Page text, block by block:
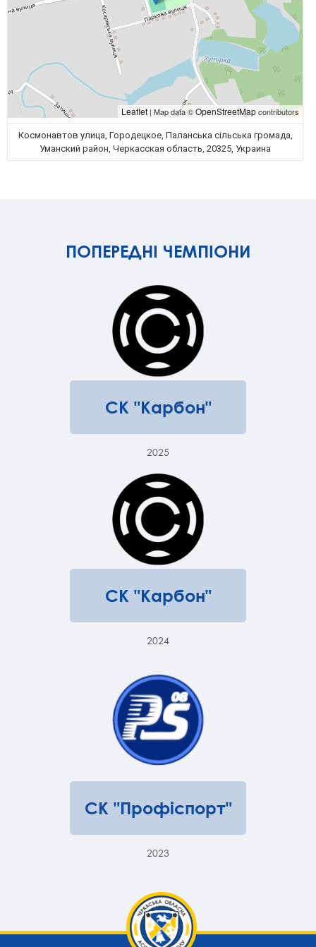
Leaflet | Map data ©OpenStreetMapcontributors
Космонавтов улица, Городецкое, Паланська сільська громада,
Уманский район, Черкасская область, 20325, Украина
ПОПЕРЕДНІ ЧЕМПІОНИ
СК "Карбон"
2025
СК "Карбон"
2024
СК "Профіспорт"
2023